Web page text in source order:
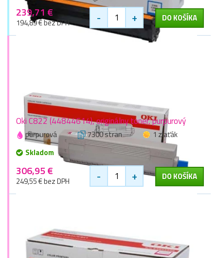
239,71 €
194,89 € bez DPH - + DO KOŠÍKA
Oki C822 (44844614), originálny toner, purpurový
purpurová 7300 stran
1 zlaťák
Skladom
306,95 €
249,55 € bez DPH - + DO KOŠÍKA